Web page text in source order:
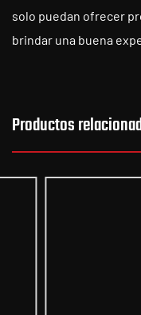
solo puedan ofrecer
brindar una buena
Productos